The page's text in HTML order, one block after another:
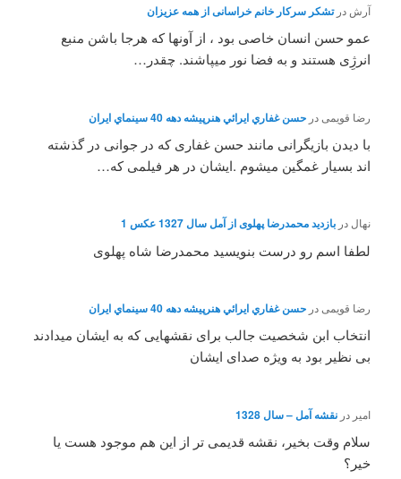
آرش درتشکر سرکار خانم خراسانی از همه عزیزان
عمو حسن انسان خاصی بود ، از آونها که هرجا باشن منبع
انرژِی هستند و به فضا نور میپاشند. چقدر…
رضا قویمی درحسن غفاري ايرائي هنرپيشه دهه 40 سينماي ايران
با دیدن بازیگرانی مانند حسن غفاری که در جوانی در گذشته
اند بسیار غمگین میشوم .ایشان در هر فیلمی که…
نهال دربازدید محمدرضا پهلوی از آمل سال 1327 عکس 1
لطفا اسم رو درست بنویسید محمدرضا شاه پهلوی
رضا قویمی درحسن غفاري ايرائي هنرپيشه دهه 40 سينماي ايران
انتخاب ابن شخصیت جالب برای نقشهایی که به ایشان میدادند
بی نظیر بود به ویژه صدای ایشان
امیر درنقشه آمل – سال 1328
سلام وقت بخیر، نقشه قدیمی تر از این هم موجود هست یا
خیر؟